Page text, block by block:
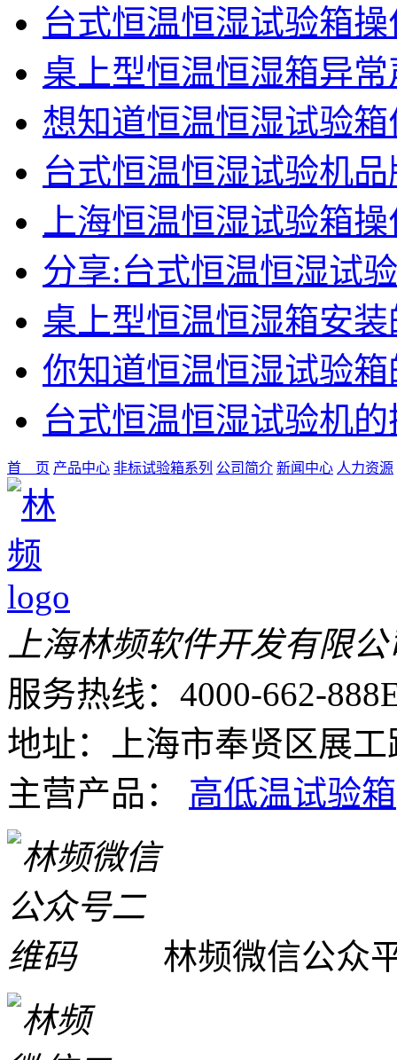
台式恒温恒湿试验箱
桌上型恒温恒湿箱异
想知道恒温恒湿试验
台式恒温恒湿试验机
上海恒温恒湿试验箱
分享:台式恒温恒湿试
桌上型恒温恒湿箱安
你知道恒温恒湿试验
台式恒温恒湿试验机
首 页 产品中心 非标试验箱系列 公司简介 新闻中心 人力资源
上海林频软件开发有限公
服务热线：4000-662-888
地址：上海市奉贤区展工
主营产品： 高低温试验箱
林频微信公众